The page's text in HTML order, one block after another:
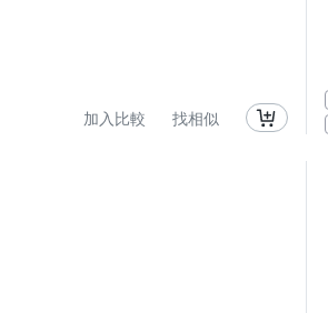
加入比較 找相似